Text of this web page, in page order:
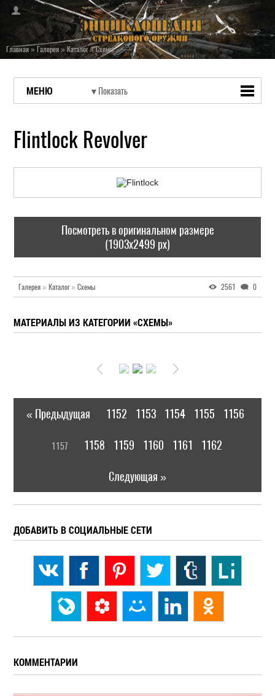
Главная»Галерея»Каталог»Схемы
МЕНЮ
Flintlock Revolver
Посмотреть в оригинальном размере
(1903x2499 px)
Галерея » Каталог» Схемы 2561 0
МАТЕРИАЛЫ ИЗ КАТЕГОРИИ «СХЕМЫ»
« Предыдущая 1152 1153 1154 1155 1156
1157 1158 1159 1160 1161 1162
Следующая »
ДОБАВИТЬ В СОЦИАЛЬНЫЕ СЕТИ
КОММЕНТАРИИ